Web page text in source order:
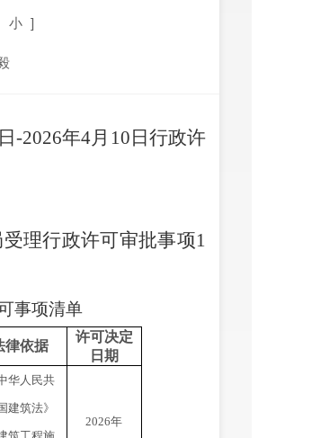
小 ]
日 -2026年4月 10 日 行政许
理行政许可审批事项1
事项清单
律依据
许可决定
日期
华人民共
建筑法》
2026年